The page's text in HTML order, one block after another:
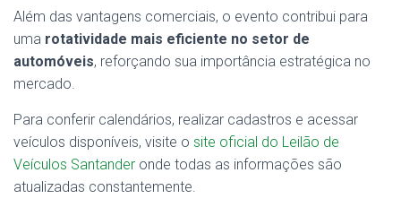
Além das vantagens comerciais, o evento contribui para
uma rotatividade mais eficiente no setor de
automóveis, reforçando sua importância estratégica no
mercado.
Para conferir calendários, realizar cadastros e acessar
veículos disponíveis, visite o site oficial do Leilão de
Veículos Santander onde todas as informações são
atualizadas constantemente.